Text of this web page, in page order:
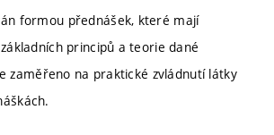
formou přednášek, které mají
principů a teorie dané
zaměřeno na praktické zvládnutí látky